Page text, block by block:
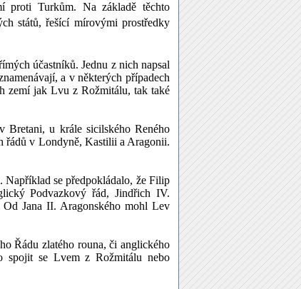
proti Turkům. Na základě těchto
států, řešící mírovými prostředky
účastníků. Jednu z nich napsal
a v některých případech
zemí jak Lvu z Rožmitálu, tak také
Bretani, u krále sicilského Reného
řádů v Londyně, Kastilii a Aragonii.
se předpokládalo, že Filip
Podvazkový řád, Jindřich IV.
Jana II. Aragonského mohl Lev
Řádu zlatého rouna, či anglického
spojit se Lvem z Rožmitálu nebo